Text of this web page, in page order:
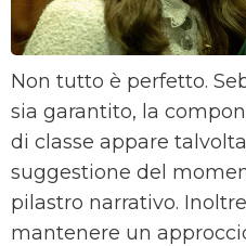
Non tutto è perfetto.
sia garantito, la
di classe appare
suggestione del
pilastro narrativo.
mantenere un